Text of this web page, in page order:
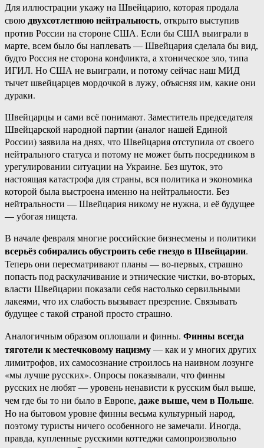
Для иллюстрации укажу на Швейцарию, которая продала
своюдвухсотлетнюю нейтральность, открыто выступив
против России на стороне США. Если бы США выиграли в
марте, всем было бы наплевать — Швейцария сделала бы вид,
будто Россия не сторона конфликта, а хтоническое зло, типа
ИГИЛ. Но США не выиграли, и потому сейчас наш МИД
тычет швейцарцев мордочкой в лужу, объясняя им, какие они
дураки.
Швейцарцы и сами всё понимают. Заместитель председателя
Швейцарской народной партии (аналог нашей Единой
России) заявила на днях, что Швейцария отступила от своего
нейтрального статуса и потому не может быть посредником в
урегулировании ситуации на Украине. Без шуток, это
настоящая катастрофа для страны, вся политика и экономика
которой была выстроена именно на нейтральности. Без
нейтральности — Швейцария никому не нужна, и её будущее
— убогая нищета.
В начале февраля многие российские бизнесмены и политики
всерьёз собирались обустроить себе гнездо в Швейцарии.
Теперь они пересматривают планы — во-первых, страшно
попасть под раскулачивание и этнические чистки, во-вторых,
власти Швейцарии показали себя настолько сервильными
лакеями, что их слабость вызывает презрение. Связывать
будущее с такой страной просто страшно.
Аналогичным образом оплошали и финны. Финны всегда
тяготели к местечковому нацизму— как и у многих других
лимитрофов, их самосознание строилось на наивном лозунге
«мы лучше русских». Опросы показывали, что финны
русских не любят — уровень ненависти к русским был выше,
чем где бы то ни было в Европе, даже выше, чем в Польше.
Но на бытовом уровне финны весьма культурный народ,
поэтому туристы ничего особенного не замечали. Иногда,
правда, купленные русскими коттеджи самопроизвольно